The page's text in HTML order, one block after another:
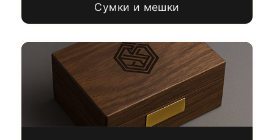
Сумки и мешки